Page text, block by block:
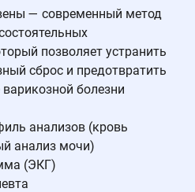
— современный метод
позволяет устранить
сброс и предотвратить
болезни
анализов (кровь
анализ мочи)
(ЭКГ)